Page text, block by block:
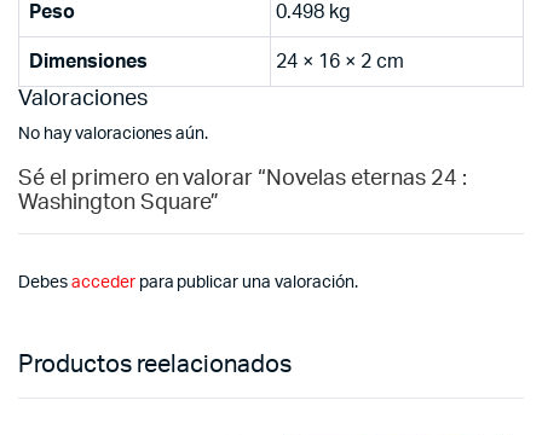
Peso 0.498 kg
Dimensiones 24 × 16 × 2 cm
Valoraciones
No hay valoraciones aún.
Sé el primero en valorar “Novelas eternas 24 :
Washington Square”
Debes accederpara publicar una valoración.
Productos reelacionados